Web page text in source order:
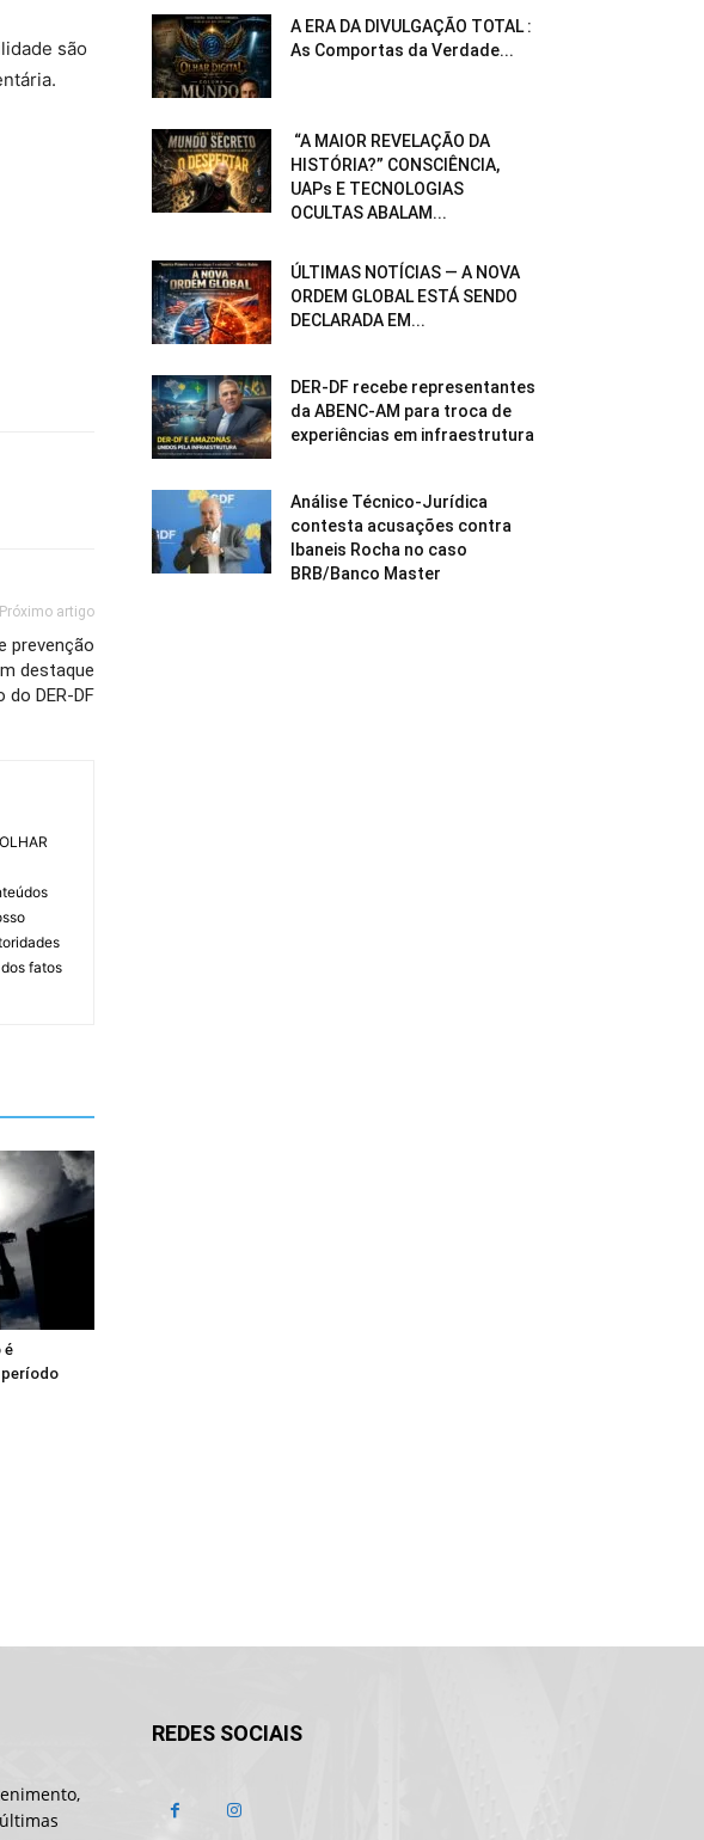
são
Próximo artigo
prevenção
destaque
do DER-DF
fatos
é
período
A ERA DA DIVULGAÇÃO TOTAL :
As Comportas da Verdade...
“A MAIOR REVELAÇÃO DA
HISTÓRIA?” CONSCIÊNCIA,
UAPs E TECNOLOGIAS
OCULTAS ABALAM...
ÚLTIMAS NOTÍCIAS — A NOVA
ORDEM GLOBAL ESTÁ SENDO
DECLARADA EM...
DER-DF recebe representantes
da ABENC-AM para troca de
experiências em infraestrutura
Análise Técnico-Jurídica
contesta acusações contra
Ibaneis Rocha no caso
BRB/Banco Master
REDES SOCIAIS